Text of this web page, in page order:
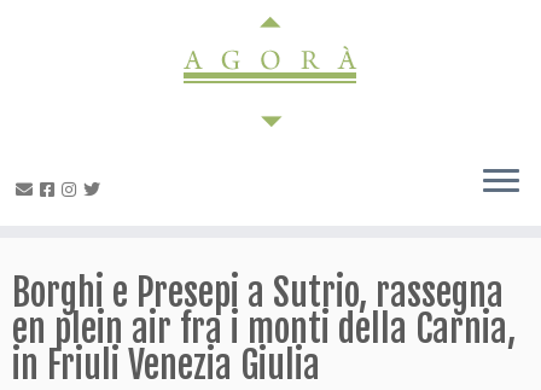
Borghi e Presepi a Sutrio, rassegna
en plein air fra i monti della Carnia,
in Friuli Venezia Giulia